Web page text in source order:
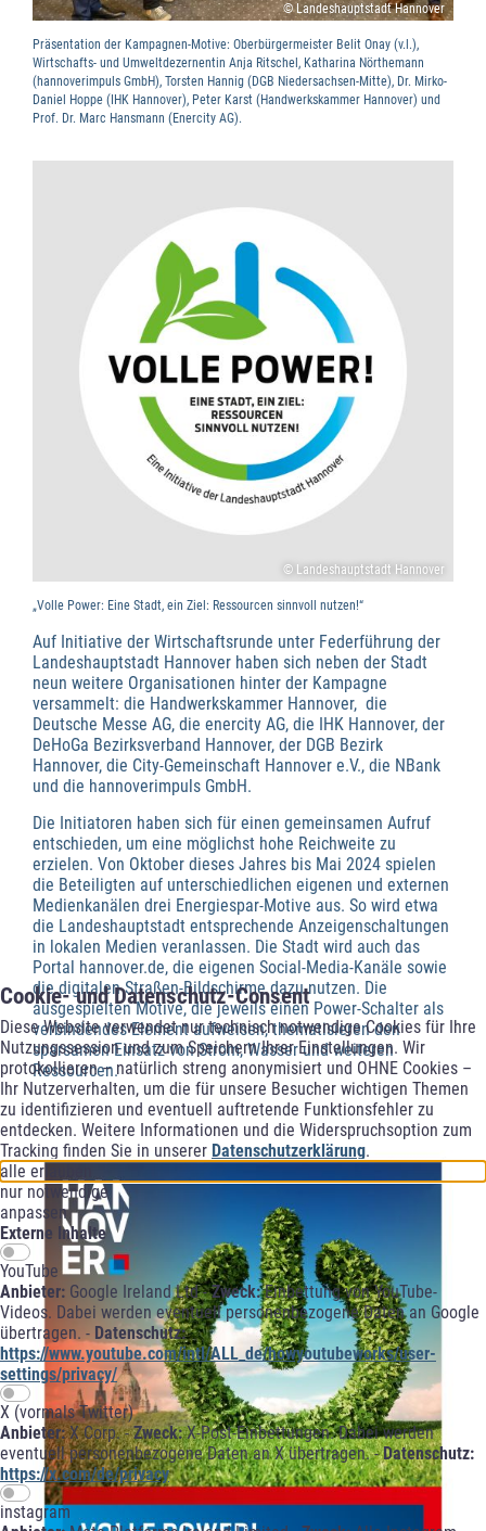
Cookie- und Datenschutz-Consent
Diese Website verwendet nur technisch notwendige Cookies für Ihre
Nutzungssession und zum Speichern Ihrer Einstellungen. Wir
protokollieren – natürlich streng anonymisiert und OHNE Cookies –
Ihr Nutzerverhalten, um die für unsere Besucher wichtigen Themen
zu identifizieren und eventuell auftretende Funktionsfehler zu
entdecken. Weitere Informationen und die Widerspruchsoption zum
Tracking finden Sie in unserer Datenschutzerklärung.
alle erlauben
nur notwendige
anpassen
Externe Inhalte
YouTube
Anbieter: Google Ireland Ltd -Zweck:Einbettung von YouTube-
Videos. Dabei werden eventuell personenbezogene Daten an Google
übertragen. - Datenschutz:
https://www.youtube.com/intl/ALL_de/howyoutubeworks/user-
settings/privacy/
X (vormals Twitter)
Anbieter:X Corp. -Zweck:X-Post-Einbettungen. Dabei werden
eventuell personenbezogene Daten an X übertragen. -Datenschutz:
https://x.com/de/privacy
instagram
© Landeshauptstadt Hannover
Präsentation der Kampagnen-Motive: Oberbürgermeister Belit Onay (v.l.),
Wirtschafts- und Umweltdezernentin Anja Ritschel, Katharina Nörthemann
(hannoverimpuls GmbH), Torsten Hannig (DGB Niedersachsen-Mitte), Dr. Mirko-
Daniel Hoppe (IHK Hannover), Peter Karst (Handwerkskammer Hannover) und
Prof. Dr. Marc Hansmann (Enercity AG).
© Landeshauptstadt Hannover
„Volle Power: Eine Stadt, ein Ziel: Ressourcen sinnvoll nutzen!“
Auf Initiative der Wirtschaftsrunde unter Federführung der
Landeshauptstadt Hannover haben sich neben der Stadt
neun weitere Organisationen hinter der Kampagne
versammelt: die Handwerkskammer Hannover, die
Deutsche Messe AG, die enercity AG, die IHK Hannover, der
DeHoGa Bezirksverband Hannover, der DGB Bezirk
Hannover, die City-Gemeinschaft Hannover e.V., die NBank
und die hannoverimpuls GmbH.
Die Initiatoren haben sich für einen gemeinsamen Aufruf
entschieden, um eine möglichst hohe Reichweite zu
erzielen. Von Oktober dieses Jahres bis Mai 2024 spielen
die Beteiligten auf unterschiedlichen eigenen und externen
Medienkanälen drei Energiespar-Motive aus. So wird etwa
die Landeshauptstadt entsprechende Anzeigenschaltungen
in lokalen Medien veranlassen. Die Stadt wird auch das
Portal hannover.de, die eigenen Social-Media-Kanäle sowie
die digitalen Straßen-Bildschirme dazu nutzen. Die
ausgespielten Motive, die jeweils einen Power-Schalter als
verbindendes Element aufweisen, thematisieren den
sparsamen Einsatz von Strom, Wasser und weiteren
Ressourcen.